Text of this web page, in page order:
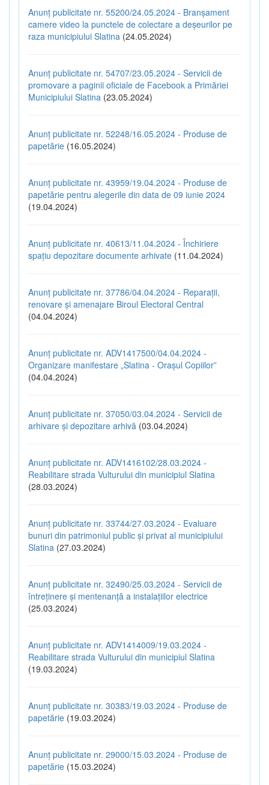
Anunț publicitate nr. 55200/24.05.2024 - Branșament
camere video la punctele de colectare a deșeurilor pe
raza municipiului Slatina (24.05.2024)
Anunț publicitate nr. 54707/23.05.2024 - Servicii de
promovare a paginii oficiale de Facebook a Primăriei
Municipiului Slatina (23.05.2024)
Anunț publicitate nr. 52248/16.05.2024 - Produse de
papetărie (16.05.2024)
Anunț publicitate nr. 43959/19.04.2024 - Produse de
papetărie pentru alegerile din data de 09 iunie 2024
(19.04.2024)
Anunț publicitate nr. 40613/11.04.2024 - Închiriere
spațiu depozitare documente arhivate (11.04.2024)
Anunț publicitate nr. 37786/04.04.2024 - Reparații,
renovare și amenajare Biroul Electoral Central
(04.04.2024)
Anunț publicitate nr. ADV1417500/04.04.2024 -
Organizare manifestare „Slatina - Orașul Copiilor”
(04.04.2024)
Anunț publicitate nr. 37050/03.04.2024 - Servicii de
arhivare și depozitare arhivă (03.04.2024)
Anunț publicitate nr. ADV1416102/28.03.2024 -
Reabilitare strada Vulturului din municipiul Slatina
(28.03.2024)
Anunț publicitate nr. 33744/27.03.2024 - Evaluare
bunuri din patrimoniul public și privat al municipiului
Slatina (27.03.2024)
Anunț publicitate nr. 32490/25.03.2024 - Servicii de
întreținere și mentenanță a instalațiilor electrice
(25.03.2024)
Anunț publicitate nr. ADV1414009/19.03.2024 -
Reabilitare strada Vulturului din municipiul Slatina
(19.03.2024)
Anunț publicitate nr. 30383/19.03.2024 - Produse de
papetărie (19.03.2024)
Anunț publicitate nr. 29000/15.03.2024 - Produse de
papetărie (15.03.2024)